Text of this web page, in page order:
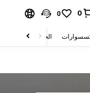
0
0
الحقائب والأمتعة